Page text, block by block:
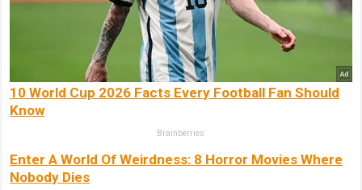
10 World Cup 2026 Facts Every Football Fan Should
Know
Brainberries
Enter A World Of Weirdness: 8 Horror Movies Where
Nobody Dies